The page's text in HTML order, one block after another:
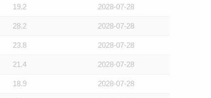
19.2 2028-07-28
28.2 2028-07-28
23.8 2028-07-28
21.4 2028-07-28
18.9 2028-07-28